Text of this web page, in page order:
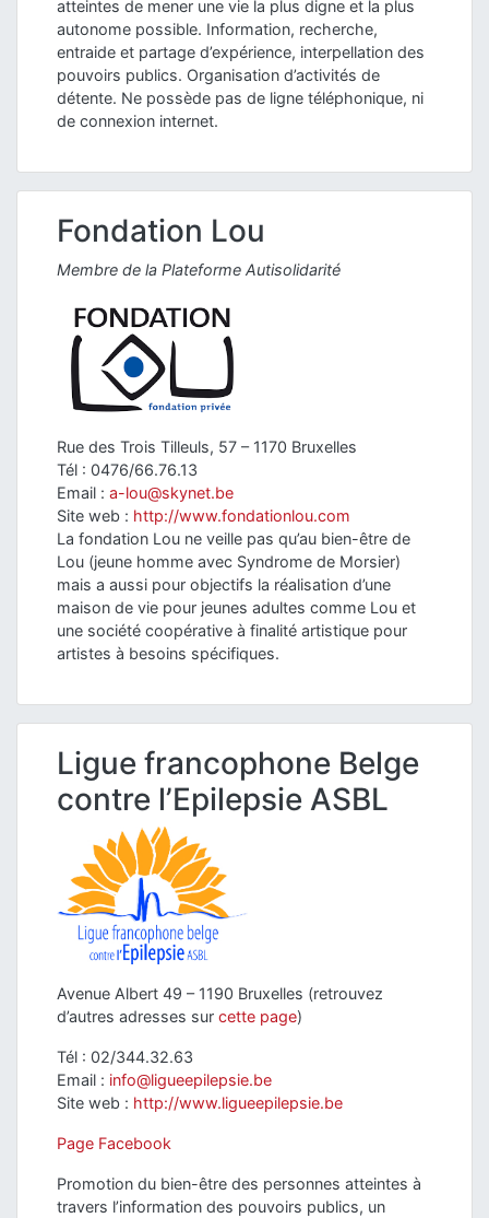
atteintes de mener une vie la plus digne et la plus
autonome possible. Information, recherche,
entraide et partage d’expérience, interpellation des
pouvoirs publics. Organisation d’activités de
détente. Ne possède pas de ligne téléphonique, ni
de connexion internet.
Fondation Lou
Membre de la Plateforme Autisolidarité
Rue des Trois Tilleuls, 57 – 1170 Bruxelles
Tél : 0476/66.76.13
Email : a-lou@skynet.be
Site web : http://www.fondationlou.com
La fondation Lou ne veille pas qu’au bien-être de
Lou (jeune homme avec Syndrome de Morsier)
mais a aussi pour objectifs la réalisation d’une
maison de vie pour jeunes adultes comme Lou et
une société coopérative à finalité artistique pour
artistes à besoins spécifiques.
Ligue francophone Belge
contre l’Epilepsie ASBL
Avenue Albert 49 – 1190 Bruxelles (retrouvez
d’autres adresses sur cette page)
Tél : 02/344.32.63
Email : info@ligueepilepsie.be
Site web : http://www.ligueepilepsie.be
Page Facebook
Promotion du bien-être des personnes atteintes à
travers l’information des pouvoirs publics, un